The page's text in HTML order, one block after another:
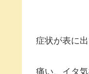
症状が表に
痛い、イタ